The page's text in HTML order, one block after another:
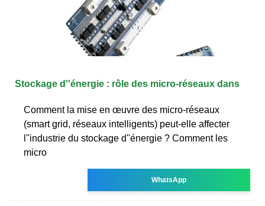
Stockage d''énergie : rôle des micro-réseaux dans
Comment la mise en œuvre des micro-réseaux
(smart grid, réseaux intelligents) peut-elle affecter
l''industrie du stockage d''énergie ? Comment les
micro
WhatsApp